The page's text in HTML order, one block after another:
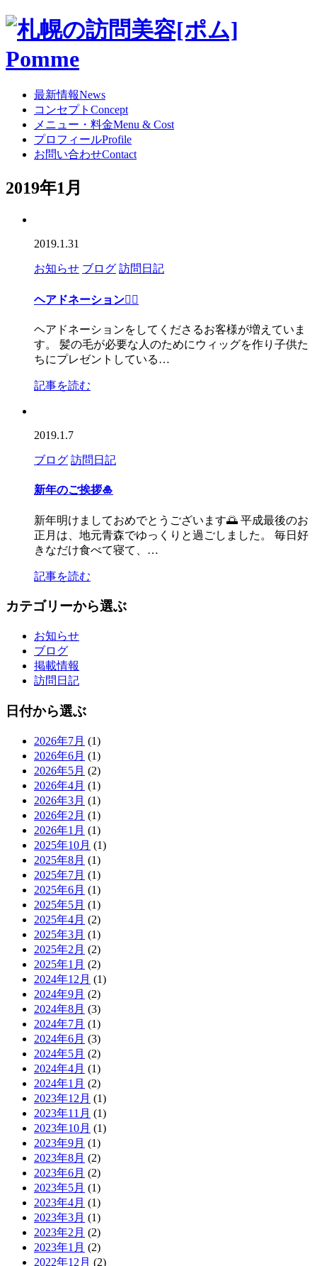
最新情報News
コンセプト Concept
メニュー・料金Menu & Cost
プロフィールProfile
お問い合わせContact
2019年1月
2019.1.31
お知らせ ブログ 訪問日記
ヘアドネーション💇‍♀️
ヘアドネーションをしてくださるお客様が増えていま
す。 髪の毛が必要な人のためにウィッグを作り子供た
ちにプレゼントしている…
記事を読む
2019.1.7
ブログ 訪問日記
新年のご挨拶🎍
新年明けましておめでとうございます🌅 平成最後のお
正月は、地元青森でゆっくりと過ごしました。 毎日好
きなだけ食べて寝て、…
記事を読む
カテゴリーから選ぶ
お知らせ
ブログ
掲載情報
訪問日記
日付から選ぶ
2026年7月 (1)
2026年6月 (1)
2026年5月 (2)
2026年4月 (1)
2026年3月 (1)
2026年2月 (1)
2026年1月 (1)
2025年10月 (1)
2025年8月 (1)
2025年7月 (1)
2025年6月 (1)
2025年5月 (1)
2025年4月 (2)
2025年3月 (1)
2025年2月 (2)
2025年1月 (2)
2024年12月 (1)
2024年9月 (2)
2024年8月 (3)
2024年7月 (1)
2024年6月 (3)
2024年5月 (2)
2024年4月 (1)
2024年1月 (2)
2023年12月 (1)
2023年11月 (1)
2023年10月 (1)
2023年9月 (1)
2023年8月 (2)
2023年6月 (2)
2023年5月 (1)
2023年4月 (1)
2023年3月 (1)
2023年2月 (2)
2023年1月 (2)
2022年12月 (2)